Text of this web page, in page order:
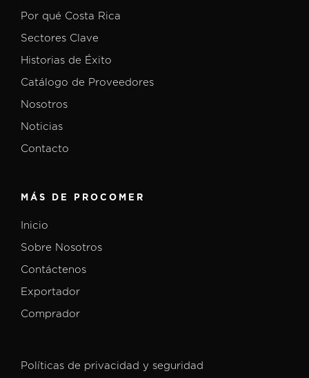
Por qué Costa Rica
Sectores Clave
Historias de Éxito
Catálogo de Proveedores
Nosotros
Noticias
Contacto
MÁS DE PROCOMER
Inicio
Sobre Nosotros
Contáctenos
Exportador
Comprador
Políticas de privacidad y seguridad